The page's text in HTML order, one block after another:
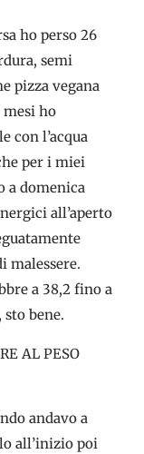
ho perso 26
semi
pizza vegana
ho
con l’acqua
per i miei
a domenica
all’aperto
malessere.
a 38,2 fino a
sto bene.
AL PESO
andavo a
all’inizio poi